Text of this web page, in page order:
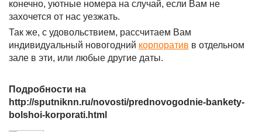
конечно, уютные номера на случай, если Вам не
захочется от нас уезжать.
Так же, с удовольствием, рассчитаем Вам
индивидуальный новогодний корпоратив в отдельном
зале в эти, или любые другие даты.
Подробности на
http://sputniknn.ru/novosti/prednovogodnie-bankety-
bolshoi-korporati.html